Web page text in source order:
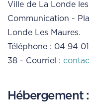
Ville de La Londe
Communication -
Londe Les Maures.
Téléphone : 04 94
38 - Courriel :
Hébergement :